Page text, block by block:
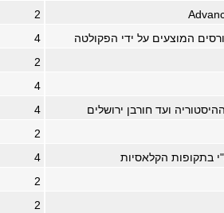
2
4
2
4
ועד חורבן ירושלים
4
2
בתקופות הקלאסיות
4
2
2